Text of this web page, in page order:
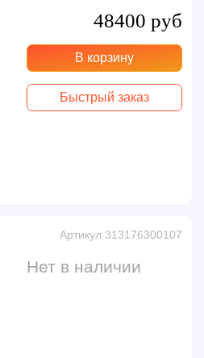
48400 руб
В корзину
Быстрый заказ
Артикул 313176300107
Нет в наличии